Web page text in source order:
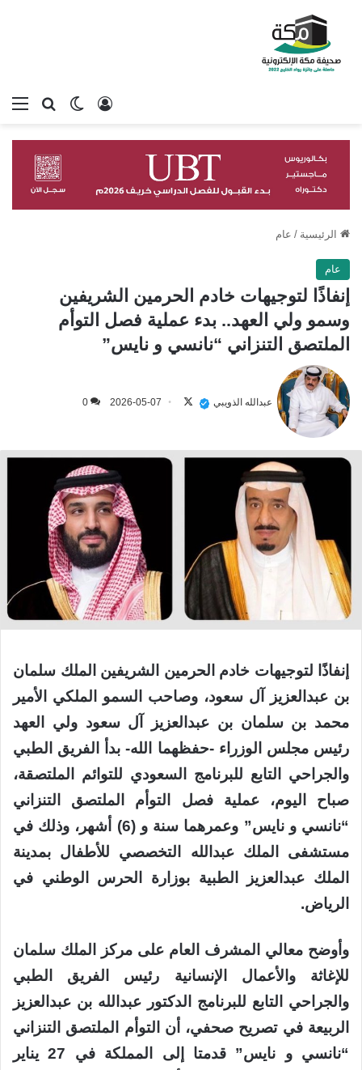
بحثالوضع
تسجيل الدخول
الرئيسية / عام
عام
إنفاذًا لتوجيهات خادم الحرمين الشريفين
وسمو ولي العهد.. بدء عملية فصل التوأم
الملتصق التنزاني “نانسي و نايس”
عبدالله الذويبي
على
2026-05-07
0
إنفاذًا لتوجيهات خادم الحرمين الشريفين الملك سلمان
بن عبدالعزيز آل سعود، وصاحب السمو الملكي الأمير
محمد بن سلمان بن عبدالعزيز آل سعود ولي العهد
رئيس مجلس الوزراء -حفظهما الله- بدأ الفريق الطبي
والجراحي التابع للبرنامج السعودي للتوائم الملتصقة،
صباح اليوم، عملية فصل التوأم الملتصق التنزاني
“نانسي و نايس” وعمرهما سنة و (6) أشهر، وذلك في
مستشفى الملك عبدالله التخصصي للأطفال بمدينة
الملك عبدالعزيز الطبية بوزارة الحرس الوطني في
الرياض.
وأوضح معالي المشرف العام على مركز الملك سلمان
للإغاثة والأعمال الإنسانية رئيس الفريق الطبي
والجراحي التابع للبرنامج الدكتور عبدالله بن عبدالعزيز
الربيعة في تصريح صحفي، أن التوأم الملتصق التنزاني
“نانسي و نايس” قدمتا إلى المملكة في 27 يناير